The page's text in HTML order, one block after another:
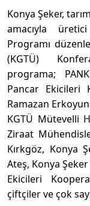
Konya Şeker,
amacıyla
Programı
(KGTÜ)
programa;
Pancar Ekicileri
Ramazan
KGTÜ Mütevelli
Ziraat
Kırkgöz, Konya
Ateş, Konya
Ekicileri
çiftçiler ve çok